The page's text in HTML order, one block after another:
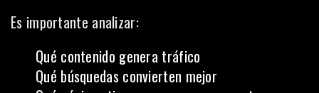
Es importante analizar:
Qué contenido genera tráfico
Qué búsquedas convierten mejor